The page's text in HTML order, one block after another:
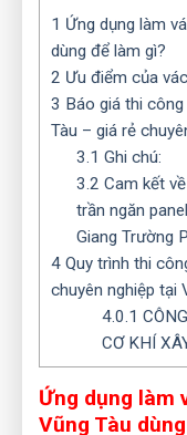
1 Ứng dụng làm
dùng để làm gì?
2 Ưu điểm của
3 Báo giá thi
Tàu – giá rẻ
3.1 Ghi chú:
3.2 Cam kết
trần ngăn
Giang Trường
4 Quy trình thi
chuyên nghiệp tại
4.0.1
CƠ KHÍ
Ứng dụng làm
Vũng Tàu